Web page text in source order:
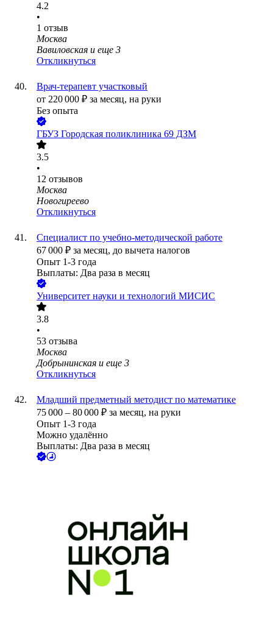
4.2
•
1 отзыв
Москва
Вавиловская и еще 3
Откликнуться
Врач-терапевт участковый
от 220 000 ₽ за месяц, на руки
Без опыта
ГБУЗ Городская поликлиника 69 ДЗМ
3.5
•
12 отзывов
Москва
Новогиреево
Откликнуться
Специалист по учебно-методической работе
67 000 ₽ за месяц, до вычета налогов
Опыт 1-3 года
Выплаты: Два раза в месяц
Университет науки и технологий МИСИС
3.8
•
53 отзыва
Москва
Добрынинская и еще 3
Откликнуться
Младший предметный методист по математике
75 000 – 80 000 ₽ за месяц, на руки
Опыт 1-3 года
Можно удалённо
Выплаты: Два раза в месяц